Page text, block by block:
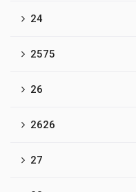
24
2575
26
2626
27